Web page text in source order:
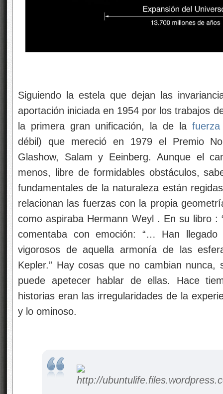
Siguiendo la estela que dejan las
aportación iniciada en 1954 por los trabajos
la primera gran unificación, la de la fuerza
débil) que mereció en 1979 el Premio
Glashow, Salam y Eeinberg. Aunque el
menos, libre de formidables obstáculos,
fundamentales de la naturaleza están
relacionan las fuerzas con la propia
como aspiraba Hermann Weyl . En su libro :
comentaba con emoción: “… Han
vigorosos de aquella armonía de las
Kepler.” Hay cosas que no cambian
puede apetecer hablar de ellas. Hace
historias eran las irregularidades de la
y lo ominoso.